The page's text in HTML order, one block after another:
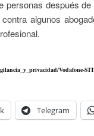
personas después
algunos
Vodafone-
Telegram